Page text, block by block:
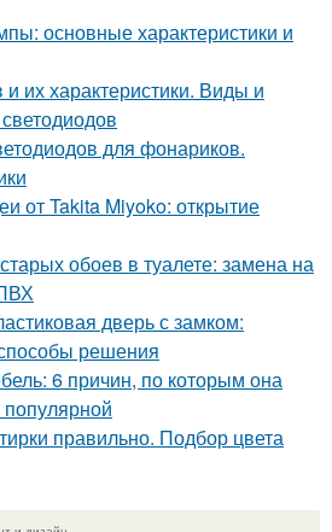
основные характеристики и
их характеристики. Виды и
для фонариков.
от Takita Miyoko: открытие
обоев в туалете: замена на
дверь с замком:
решения
6 причин, по которым она
правильно. Подбор цвета